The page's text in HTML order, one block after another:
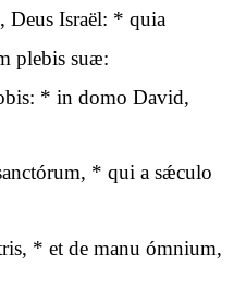
Deus Israël: * quia
plebis suæ:
* in domo David,
* qui a sǽculo
* et de manu ómnium,